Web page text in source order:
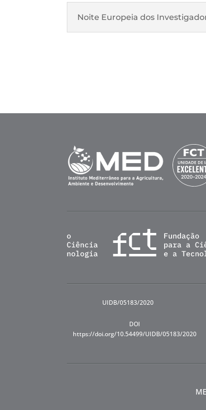
Noite Europeia dos
UIDB/05183/2020
DOI
https://doi.org/10.54499/UIDB/05183/2020